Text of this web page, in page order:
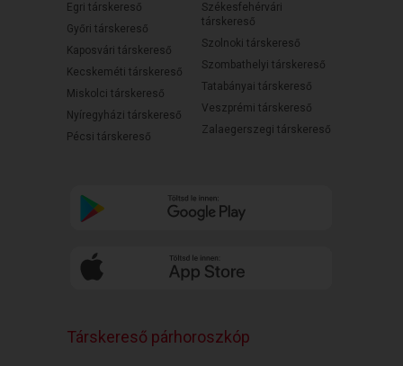
Egri társkereső
Győri társkereső
Kaposvári társkereső
Kecskeméti társkereső
Miskolci társkereső
Nyíregyházi társkereső
Pécsi társkereső
Székesfehérvári
társkereső
Szolnoki társkereső
Szombathelyi társkereső
Tatabányai társkereső
Veszprémi társkereső
Zalaegerszegi társkereső
Társkereső párhoroszkóp